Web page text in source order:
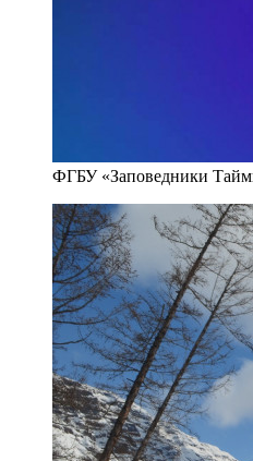
ФГБУ «Заповедники